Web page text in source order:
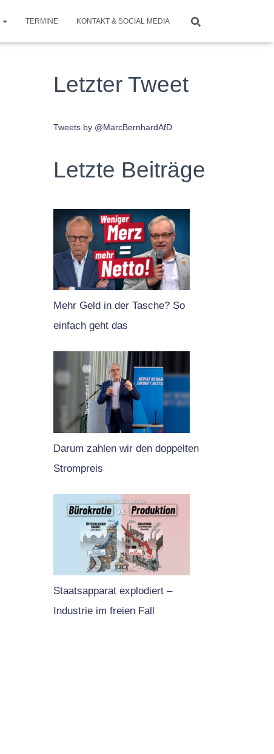
TERMINE KONTAKT & SOCIAL MEDIA
Letzter Tweet
Tweets by @MarcBernhardAfD
Letzte Beiträge
Mehr Geld in der Tasche? So
einfach geht das
Darum zahlen wir den doppelten
Strompreis
Staatsapparat explodiert –
Industrie im freien Fall